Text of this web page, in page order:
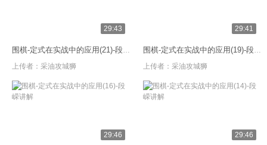
29:43
围棋-定式在实战中的应用(21)-段嵘讲解
上传者： 采油攻城狮
29:41
围棋-定式在实战中的应用(19)-段嵘讲解
上传者： 采油攻城狮
29:46 29:46